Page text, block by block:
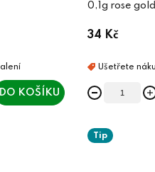
DO KOŠÍKU
0,1g rose gold
34 Kč
Tip